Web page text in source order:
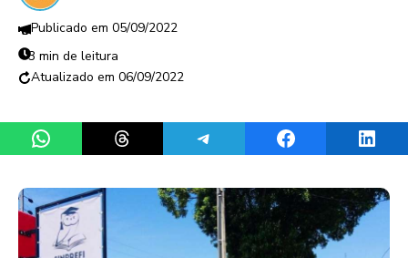
05/09/2022
3 min de leitura
06/09/2022
Share on WhatsAppShare on ThreadsShare on TelegramShare on Facebook